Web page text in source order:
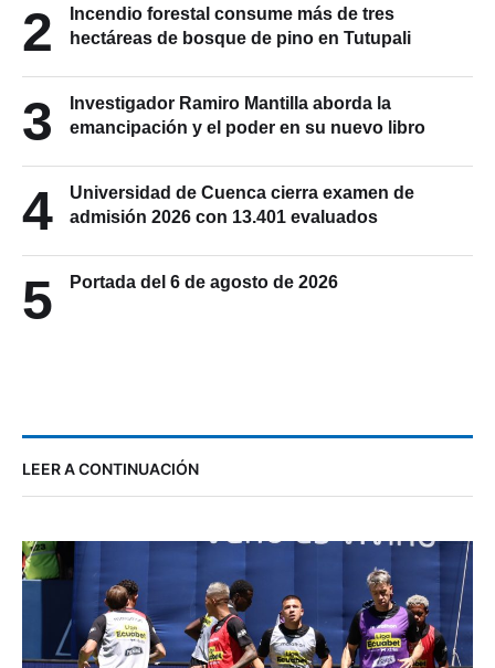
2
Incendio forestal consume más de tres
hectáreas de bosque de pino en Tutupali
3
Investigador Ramiro Mantilla aborda la
emancipación y el poder en su nuevo libro
4
Universidad de Cuenca cierra examen de
admisión 2026 con 13.401 evaluados
5 Portada del 6 de agosto de 2026
LEER A CONTINUACIÓN